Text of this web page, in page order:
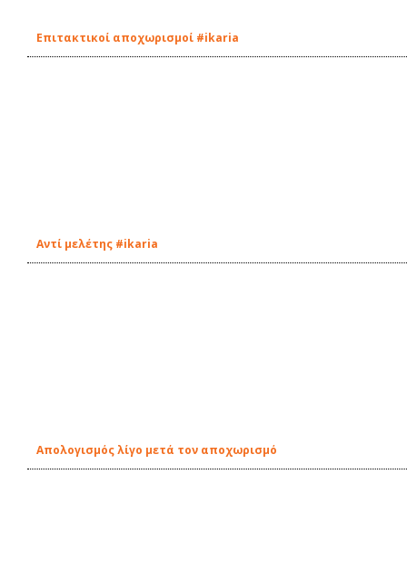
Επιτακτικοί αποχωρισμοί #ikaria
Αντί μελέτης #ikaria
Απολογισμός λίγο μετά τον αποχωρισμό